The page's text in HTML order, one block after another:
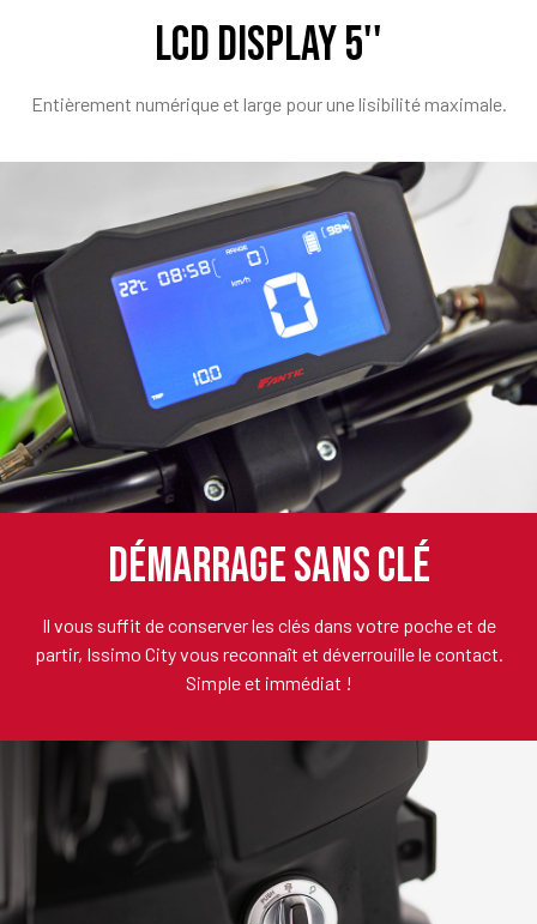
LCD DISPLAY 5''
Entièrement numérique et large pour une lisibilité maximale.
DÉMARRAGE SANS CLÉ
Il vous suffit de conserver les clés dans votre poche et de
partir, Issimo City vous reconnaît et déverrouille le contact.
Simple et immédiat !